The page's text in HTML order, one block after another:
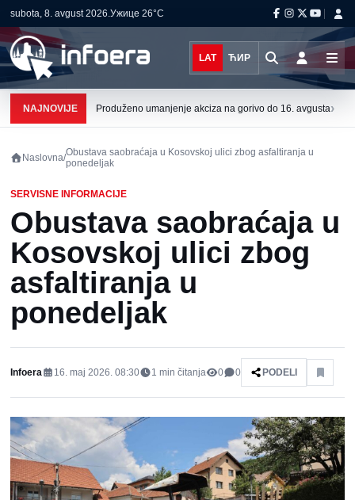
subota, 8. avgust 2026.Ужице 26°C
LAT ЋИР
NAJNOVIJE Produženo umanjenje akciza na gorivo do 16. avgusta›
Naslovna/Obustava saobraćaja u Kosovskoj ulici zbog asfaltiranja u
ponedeljak
SERVISNE INFORMACIJE
Obustava saobraćaja u
Kosovskoj ulici zbog
asfaltiranja u
ponedeljak
Infoera 16. maj 2026. 08:30 1 min čitanja 0 0 PODELI